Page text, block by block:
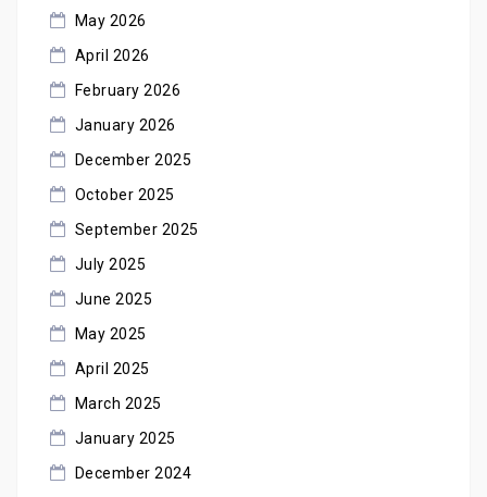
May 2026
April 2026
February 2026
January 2026
December 2025
October 2025
September 2025
July 2025
June 2025
May 2025
April 2025
March 2025
January 2025
December 2024